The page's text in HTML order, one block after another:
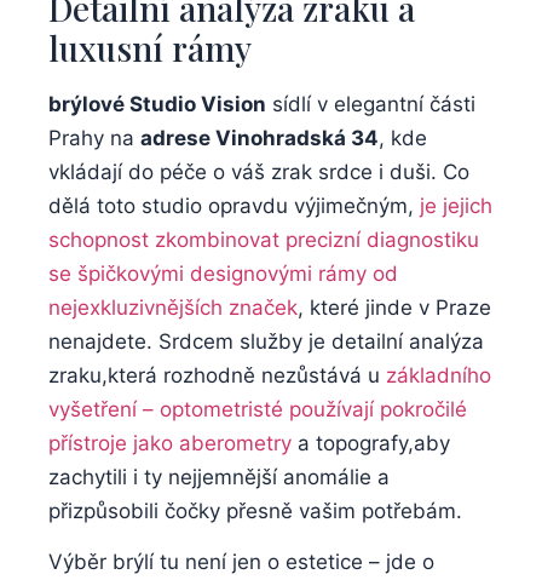
luxusní rámy
brýlové Studio Vision sídlí v elegantní části
Prahy na adrese Vinohradská 34, kde
vkládají do péče o váš zrak srdce i duši. Co
dělá toto studio opravdu výjimečným, je jejich
schopnost zkombinovat precizní diagnostiku
se špičkovými designovými rámy od
nejexkluzivnějších značek, které jinde v Praze
nenajdete. Srdcem služby je detailní analýza
zraku,která rozhodně nezůstává u základního
vyšetření – optometristé používají pokročilé
přístroje jako aberometry a topografy,aby
zachytili i ty nejjemnější anomálie a
přizpůsobili čočky přesně vašim potřebám.
Výběr brýlí tu není jen o estetice – jde o